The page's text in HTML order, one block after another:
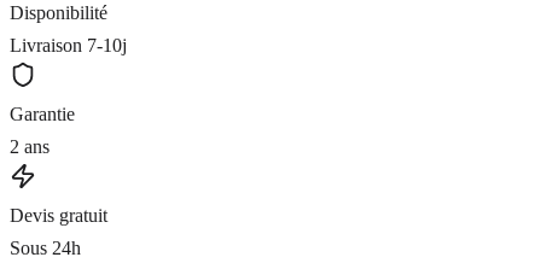
Disponibilité
Livraison 7-10j
Garantie
2 ans
Devis gratuit
Sous 24h